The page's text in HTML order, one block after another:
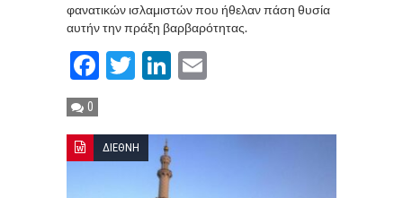
φανατικών ισλαμιστών που ήθελαν πάση θυσία
αυτήν την πράξη βαρβαρότητας.
Facebook
TwitterLinkedIn
0
ΔΙΕΘΝΗ